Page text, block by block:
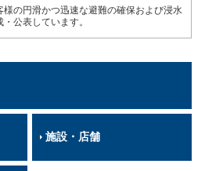
の円滑かつ迅速な避難の確保および浸水
公表しています。
施設・店舗